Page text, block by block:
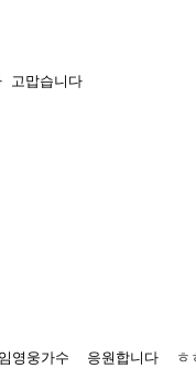
웅가수  응원합니다  ㅎ